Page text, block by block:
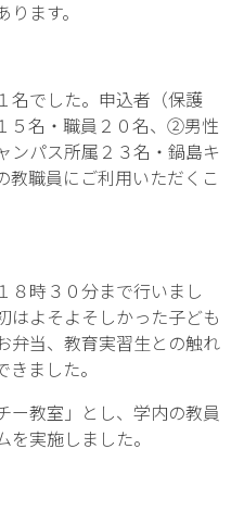
ます。
名でした。申込者（保護
５名・職員２０名、②男性
パス所属２３名・鍋島キ
教職員にご利用いただくこ
時３０分まで行いまし
はよそよそしかった子ども
弁当、教育実習生との触れ
ました。
教室」とし、学内の教員
実施しました。